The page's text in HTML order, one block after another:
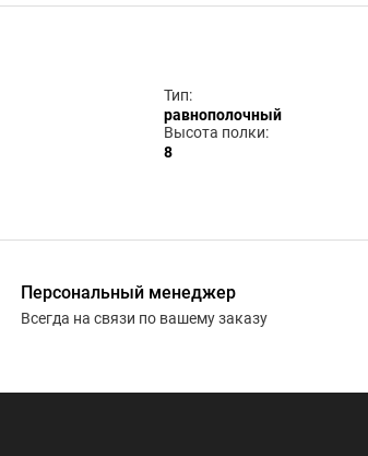
Тип:
равнополочный
Высота полки:
8
Персональный менеджер
Всегда на связи по вашему заказу